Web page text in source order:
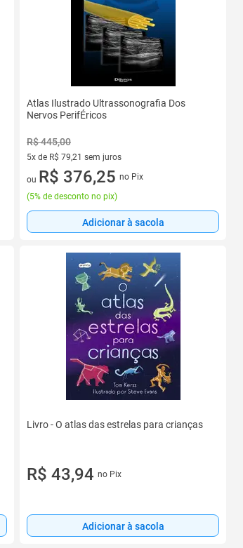
Atlas Ilustrado Ultrassonografia Dos
Nervos PerifÉricos
R$ 445,00
5x de R$ 79,21 sem juros
5 vez de R$ 79,21 sem juros
ou R$ 376,25 no Pix
(5% de desconto no pix)
Adicionar à sacola
Livro - O atlas das estrelas para crianças
R$ 43,94 no Pix
Adicionar à sacola